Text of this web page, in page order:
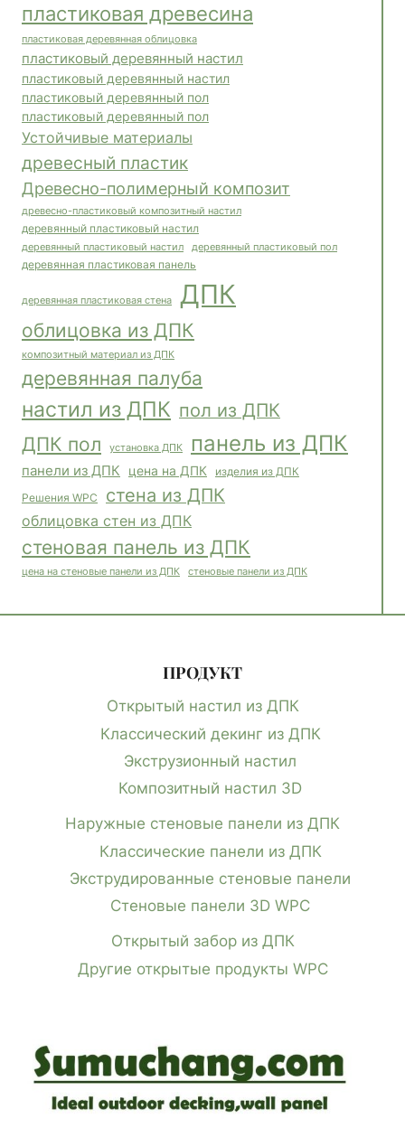
пластиковая древесина
пластиковая деревянная облицовка
пластиковый деревянный настил
пластиковый деревянный настил
пластиковый деревянный пол
пластиковый деревянный пол
Устойчивые материалы
древесный пластик
Древесно-полимерный композит
древесно-пластиковый композитный настил
деревянный пластиковый настил
деревянный пластиковый настил деревянный пластиковый пол
деревянная пластиковая панель
деревянная пластиковая стена ДПК
облицовка из ДПК
композитный материал из ДПК
деревянная палуба
настил из ДПК пол из ДПК
ДПК пол установка ДПК панель из ДПК
панели из ДПК цена на ДПК изделия из ДПК
Решения WPC стена из ДПК
облицовка стен из ДПК
стеновая панель из ДПК
цена на стеновые панели из ДПК стеновые панели из ДПК
ПРОДУКТ
Открытый настил из ДПК
Классический декинг из ДПК
Экструзионный настил
Композитный настил 3D
Наружные стеновые панели из ДПК
Классические панели из ДПК
Экструдированные стеновые панели
Стеновые панели 3D WPC
Открытый забор из ДПК
Другие открытые продукты WPC